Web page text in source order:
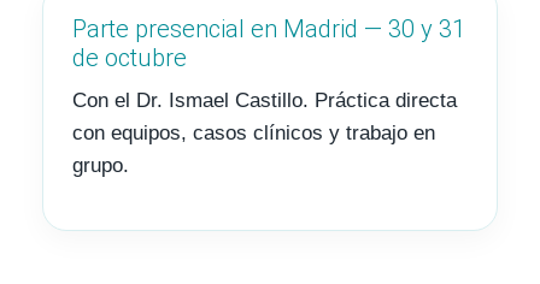
Parte presencial en Madrid — 30 y 31
de octubre
Con el Dr. Ismael Castillo. Práctica directa
con equipos, casos clínicos y trabajo en
grupo.